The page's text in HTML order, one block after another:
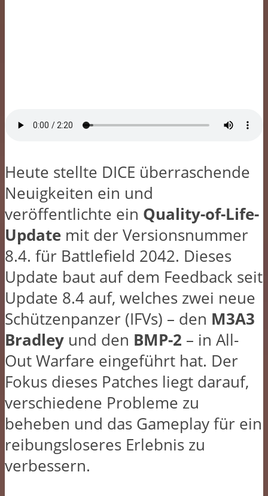
Heute stellte DICE überraschende
Neuigkeiten ein und
veröffentlichte ein Quality-of-Life-
Update mit der Versionsnummer
8.4. für Battlefield 2042. Dieses
Update baut auf dem Feedback seit
Update 8.4 auf, welches zwei neue
Schützenpanzer (IFVs) – den M3A3
Bradley und den BMP-2 – in All-
Out Warfare eingeführt hat. Der
Fokus dieses Patches liegt darauf,
verschiedene Probleme zu
beheben und das Gameplay für ein
reibungsloseres Erlebnis zu
verbessern.